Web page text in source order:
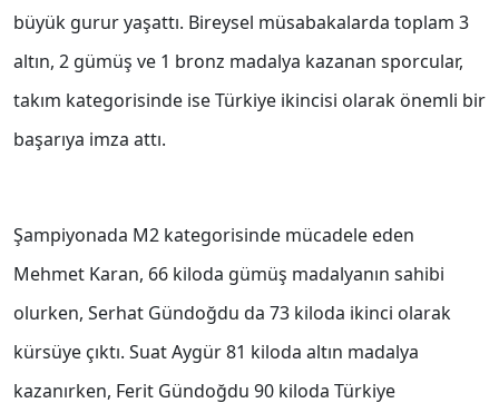
büyük gurur yaşattı. Bireysel müsabakalarda toplam 3
altın, 2 gümüş ve 1 bronz madalya kazanan sporcular,
takım kategorisinde ise Türkiye ikincisi olarak önemli bir
başarıya imza attı.
Şampiyonada M2 kategorisinde mücadele eden
Mehmet Karan, 66 kiloda gümüş madalyanın sahibi
olurken, Serhat Gündoğdu da 73 kiloda ikinci olarak
kürsüye çıktı. Suat Aygür 81 kiloda altın madalya
kazanırken, Ferit Gündoğdu 90 kiloda Türkiye